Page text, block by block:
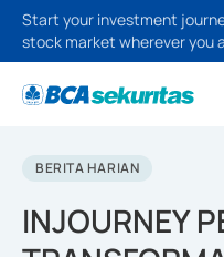
Start your investment
stock market wherever you
BERITA HARIAN
INJOURNEY